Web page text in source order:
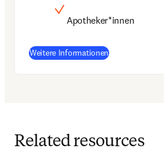
Apotheker*innen
Weitere Informationen(
Related resources